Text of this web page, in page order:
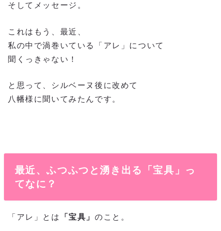
そしてメッセージ。
これはもう、最近、
私の中で渦巻いている「アレ」について
聞くっきゃない！
と思って、シルベーヌ後に改めて
八幡様に聞いてみたんです。
最近、ふつふつと湧き出る「宝具」っ
てなに？
「アレ」とは 「宝具」のこと。